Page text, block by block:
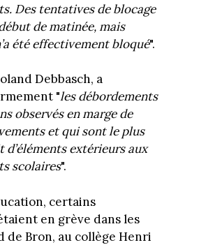
Des tentatives de blocage
de matinée, mais
été effectivement bloqué".
Debbasch, a
"les débordements
observés en marge de
et qui sont le plus
d’éléments extérieurs aux
scolaires".
certains
en grève dans les
de Bron, au collège Henri